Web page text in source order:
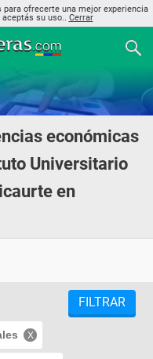
ofrecerte una mejor experiencia
su uso.. Cerrar
económicas
Universitario
en
FILTRAR